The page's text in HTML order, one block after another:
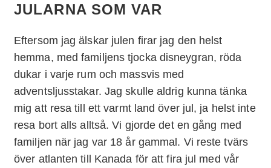
JULARNA SOM VAR
Eftersom jag älskar julen firar jag den helst
hemma, med familjens tjocka disneygran, röda
dukar i varje rum och massvis med
adventsljusstakar. Jag skulle aldrig kunna tänka
mig att resa till ett varmt land över jul, ja helst inte
resa bort alls alltså. Vi gjorde det en gång med
familjen när jag var 18 år gammal. Vi reste tvärs
över atlanten till Kanada för att fira jul med vår